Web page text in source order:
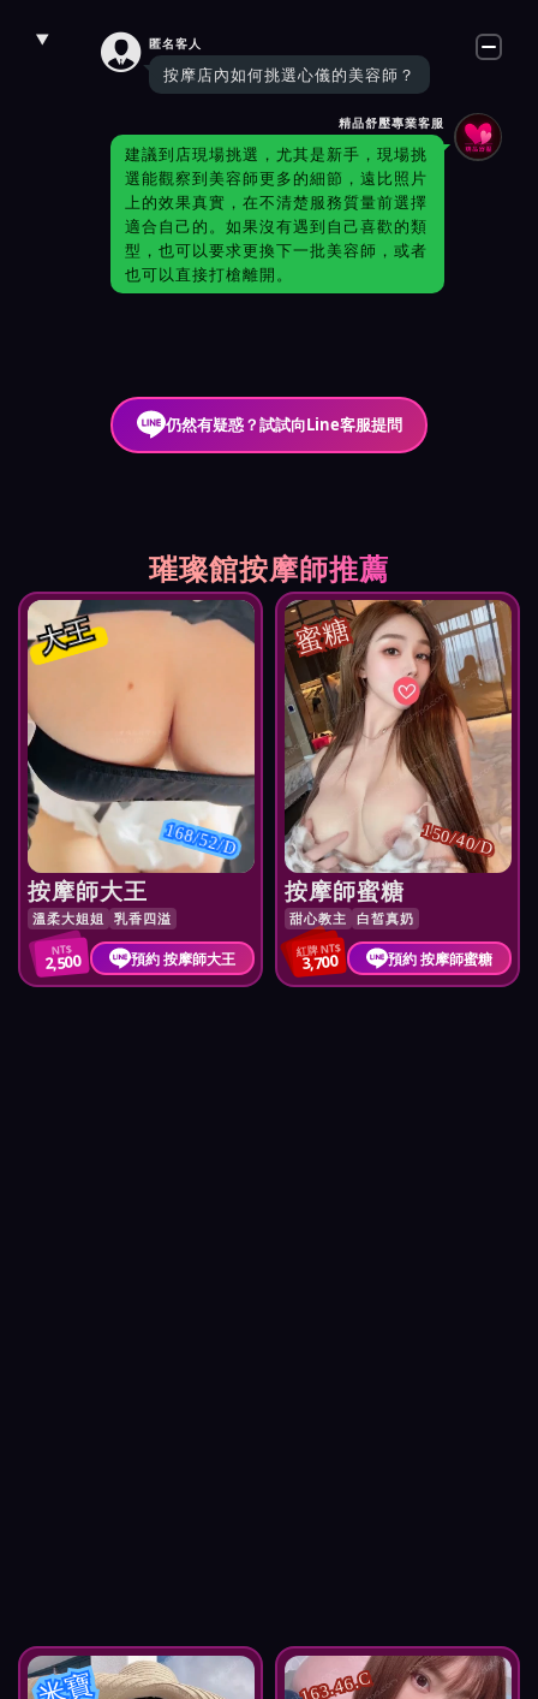
 匿名客人
按摩店內如何挑選心儀的美容師？
精品舒壓專業客服
建議到店現場挑選，尤其是新手，現場挑
選能觀察到美容師更多的細節，遠比照片
上的效果真實，在不清楚服務質量前選擇
適合自己的。如果沒有遇到自己喜歡的類
型，也可以要求更換下一批美容師，或者
也可以直接打槍離開。
仍然有疑惑？試試向Line客服提問
璀璨館按摩師推薦
大王
168/52/D
按摩師大王
溫柔大姐姐 乳香四溢
NT$
2,500 預約 按摩師大王
蜜糖
150/40/D
按摩師蜜糖
甜心教主 白皙真奶
紅牌 NT$
3,700 預約 按摩師蜜糖
米寶 163.46.C